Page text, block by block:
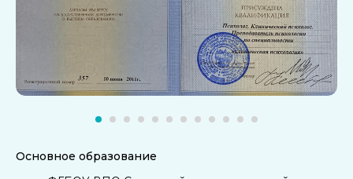
Основное образование